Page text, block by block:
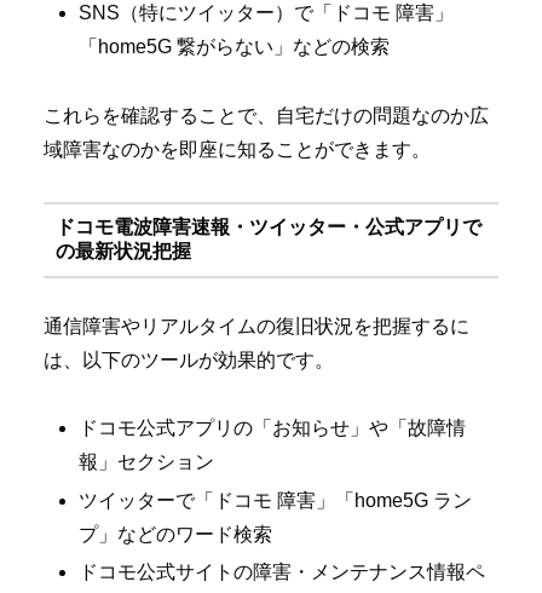
SNS（特にツイッター）で「ドコモ 障害」
「home5G 繋がらない」などの検索
これらを確認することで、自宅だけの問題なのか広
域障害なのかを即座に知ることができます。
ドコモ電波障害速報・ツイッター・公式アプリで
の最新状況把握
通信障害やリアルタイムの復旧状況を把握するに
は、以下のツールが効果的です。
ドコモ公式アプリの「お知らせ」や「故障情
報」セクション
ツイッターで「ドコモ 障害」「home5G ラン
プ」などのワード検索
ドコモ公式サイトの障害・メンテナンス情報ペ